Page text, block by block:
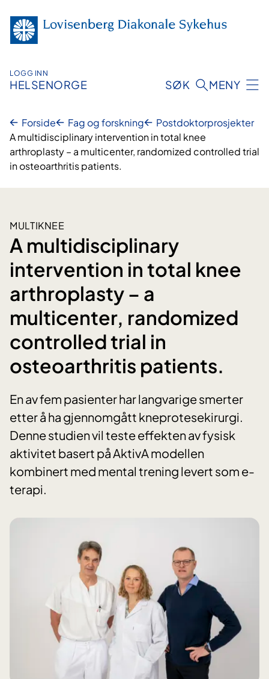
innhold
LOGG INN
HELSENORGE SØK MENY
Forside Fag og forskning
Postdoktorprosjekter
A multidisciplinary intervention in total knee
arthroplasty – a multicenter, randomized controlled trial
in osteoarthritis patients.
MULTIKNEE
A multidisciplinary
intervention in total knee
arthroplasty – a
multicenter, randomized
controlled trial in
osteoarthritis patients.
En av fem pasienter har langvarige smerter
etter å ha gjennomgått kneprotesekirurgi.
Denne studien vil teste effekten av fysisk
aktivitet basert på AktivA modellen
kombinert med mental trening levert som e-
terapi.